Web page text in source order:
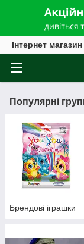
Інтернет
Популярні
Брендові іграшки